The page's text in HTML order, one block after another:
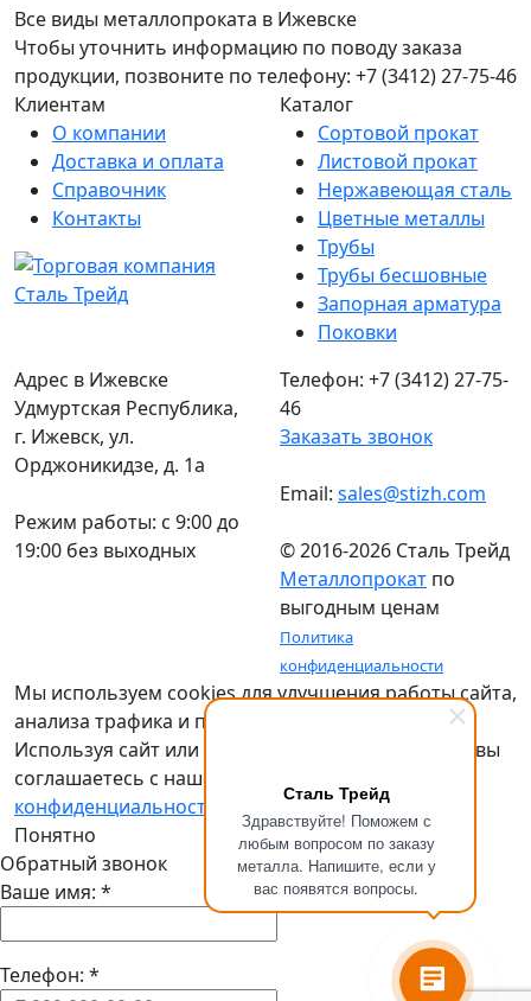
Сталь Трейд
Здравствуйте! Поможем с
любым вопросом по заказу
металла. Напишите, если у
вас появятся вопросы.
Все виды металлопроката в Ижевске
Чтобы уточнить информацию по поводу заказа
продукции, позвоните по телефону: +7 (3412) 27-75-46
Клиентам
О компании
Доставка и оплата
Справочник
Контакты
Каталог
Сортовой прокат
Листовой прокат
Нержавеющая сталь
Цветные металлы
Трубы
Трубы бесшовные
Запорная арматура
Поковки
Адрес в Ижевске
Удмуртская Республика,
г. Ижевск, ул.
Орджоникидзе, д. 1а
Режим работы: c 9:00 до
19:00 без выходных
Телефон: +7 (3412) 27-75-
46
Заказать звонок
Email: sales@stizh.com
© 2016-2026 Сталь Трейд
Металлопрокат по
выгодным ценам
Политика
конфиденциальности
Мы используем cookies для улучшения работы сайта,
анализа трафика и персонализации.
Используя сайт или кликая на кнопку "Понятно", вы
соглашаетесь с нашей
конфиденциальности
Понятно
Обратный звонок
Ваше имя: *
Телефон: *